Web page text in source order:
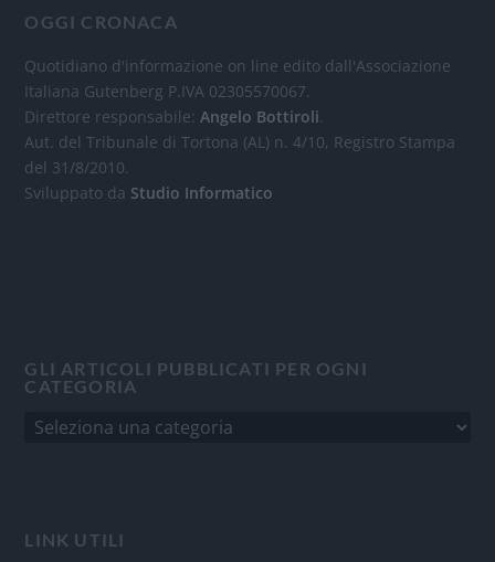
OGGI CRONACA
Quotidiano d'informazione on line edito dall'Associazione
Italiana Gutenberg P.IVA 02305570067.
Direttore responsabile:Angelo Bottiroli
Aut. del Tribunale di Tortona (AL) n. 4/10, Registro Stampa
del 31/8/2010.
Sviluppato da Studio Informatico
GLI ARTICOLI PUBBLICATI PER OGNI
CATEGORIA
LINK UTILI